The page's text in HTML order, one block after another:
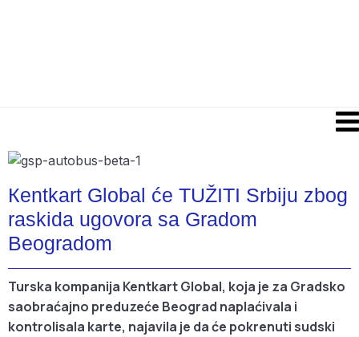
Кentkart Global će TUŽITI Srbiju zbog
raskida ugovora sa Gradom
Beogradom
Turska kompanija Kentkart Global, koja je za Gradsko
saobraćajno preduzeće Beograd naplaćivala i
kontrolisala karte, najavila je da će pokrenuti sudski